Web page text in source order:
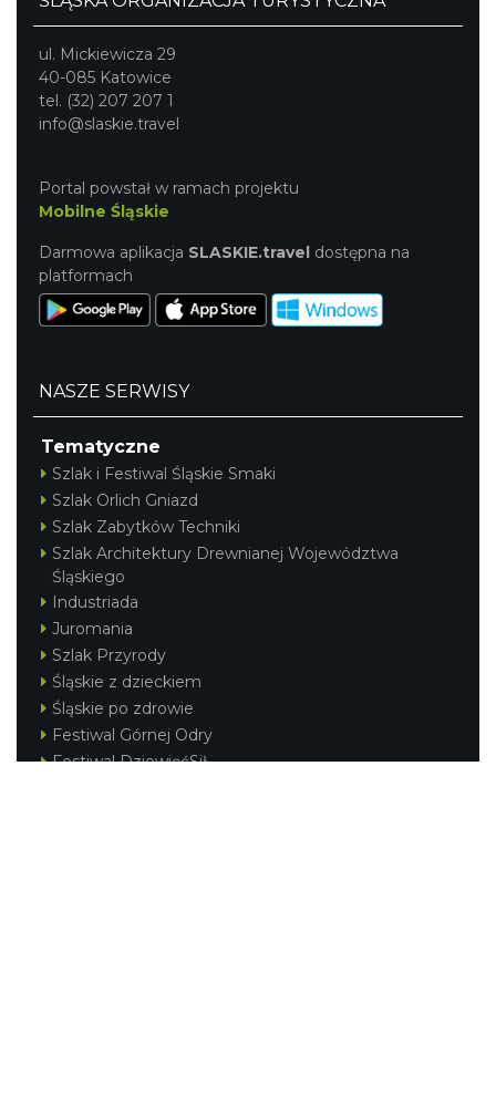
ul. Mickiewicza 29
40-085 Katowice
tel. (32) 207 207 1
info@slaskie.travel
Portal powstał w ramach projektu
Mobilne Śląskie
Darmowa aplikacja SLASKIE.travel dostępna na
platformach
NASZE SERWISY
Tematyczne
Szlak i Festiwal Śląskie Smaki
Szlak Orlich Gniazd
Szlak Zabytków Techniki
Szlak Architektury Drewnianej Województwa
Śląskiego
Industriada
Juromania
Szlak Przyrody
Śląskie z dzieckiem
Śląskie po zdrowie
Festiwal Górnej Odry
Festiwal DziewięćSił